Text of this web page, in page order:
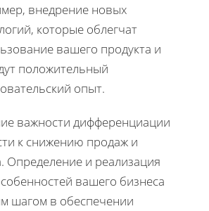
внедрение новых
которые облегчат
вашего продукта и
положительный
опыт.
важности дифференциации
к снижению продаж и
Определение и реализация
вашего бизнеса
шагом в обеспечении